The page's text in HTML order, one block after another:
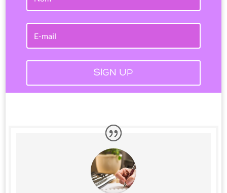
SIGN UP